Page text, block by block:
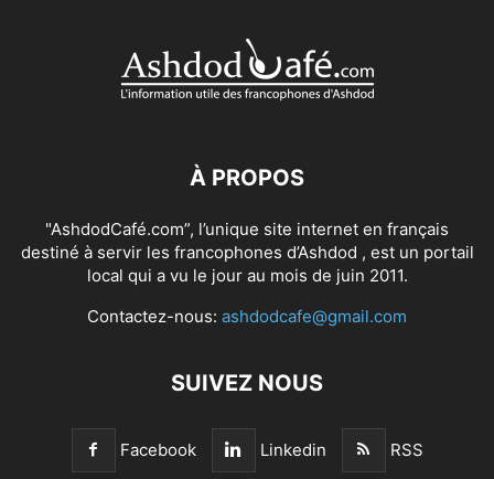
À PROPOS
"AshdodCafé.com”, l’unique site internet en français
destiné à servir les francophones d’Ashdod , est un portail
local qui a vu le jour au mois de juin 2011.
Contactez-nous: ashdodcafe@gmail.com
SUIVEZ NOUS
Facebook Linkedin RSS